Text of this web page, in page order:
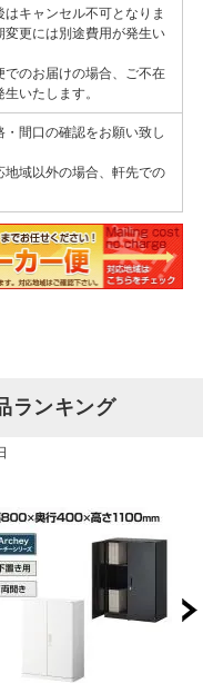
キャンセル不可となりま
変更には別途費用が発生い
でのお届けの場合、ご不在
いたします。
間口の確認をお願い致し
域以外の場合、軒先での
ランキング